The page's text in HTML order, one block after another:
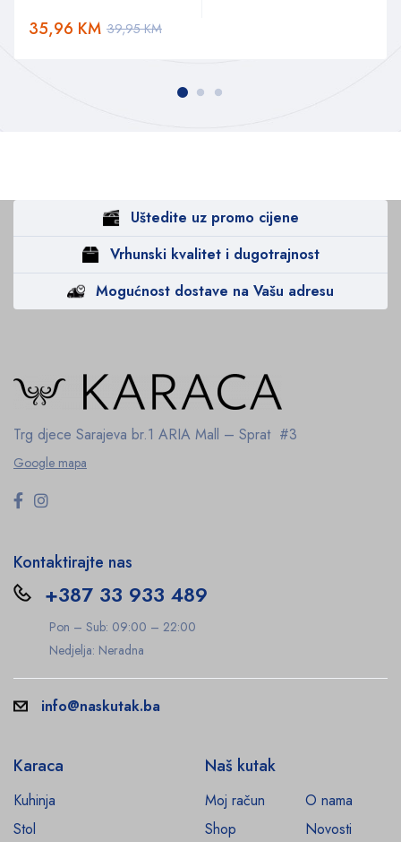
39,95KM
35,96 KM
Uštedite uz promo cijene
Vrhunski kvalitet i dugotrajnost
Mogućnost dostave na Vašu adresu
Trg djece Sarajeva br.1 ARIA Mall – Sprat #3
Google mapa
Kontaktirajte nas
+387 33 933 489
Pon – Sub: 09:00 – 22:00
Nedjelja: Neradna
info@naskutak.ba
Karaca
Kuhinja
Stol
Naš kutak
Moj račun
O nama
Shop
Novosti